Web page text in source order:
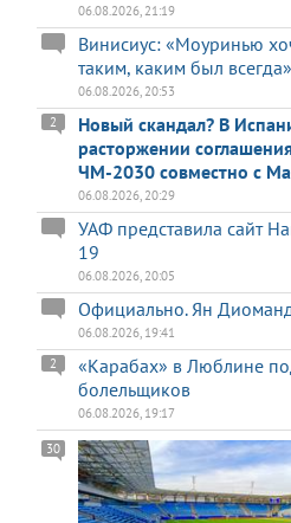
06.08.2026, 21:19
Винисиус: «Моуринью
таким, каким был всегда»
06.08.2026, 20:53
Новый скандал? В
расторжении
ЧМ-2030 совместно с
2
06.08.2026, 20:29
УАФ представила сайт
19
06.08.2026, 20:05
Официально. Ян
06.08.2026, 19:41
«Карабах» в Люблине
болельщиков
2
06.08.2026, 19:17
30